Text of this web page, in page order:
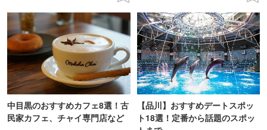
中目黒のおすすめカフェ8選！古
民家カフェ、チャイ専門店など
【品川】おすすめデートスポッ
ト18選！定番から話題のスポッ